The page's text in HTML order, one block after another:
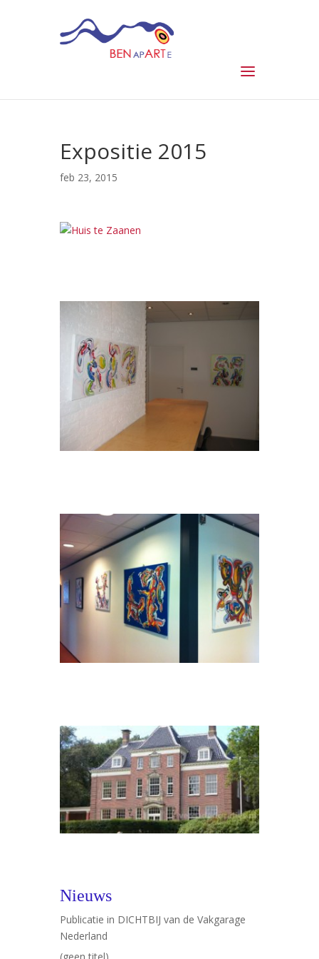
Expositie 2015
feb 23, 2015
Nieuws
Publicatie in DICHTBIJ van de Vakgarage
Nederland